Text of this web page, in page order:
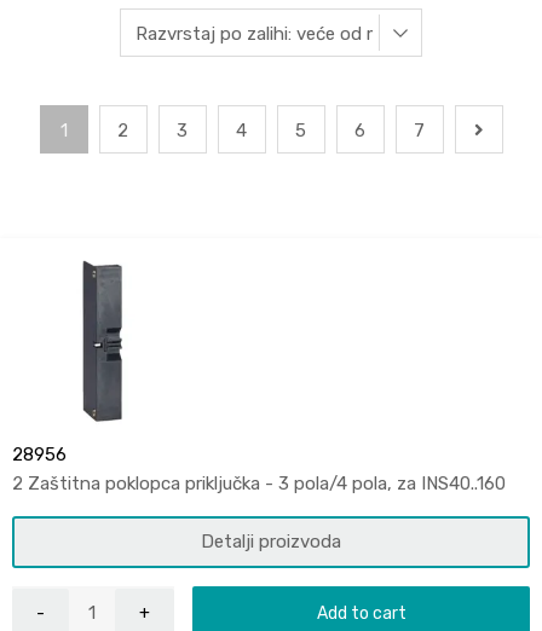
1 2 3 4 5 6 7
28956
2 Zaštitna poklopca priključka - 3 pola/4 pola, za INS40..160
Detalji proizvoda
Add to cart